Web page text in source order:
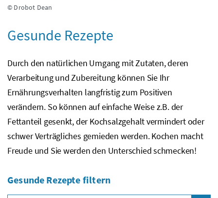
© Drobot Dean
Gesunde Rezepte
Durch den natürlichen Umgang mit Zutaten, deren
Verarbeitung und Zubereitung können Sie Ihr
Ernährungsverhalten langfristig zum Positiven
verändern. So können auf einfache Weisez.B.der
Fettanteil gesenkt, der Kochsalzgehalt vermindert oder
schwer Verträgliches gemieden werden. Kochen macht
Freude und Sie werden den Unterschied schmecken!
Gesunde Rezepte filtern